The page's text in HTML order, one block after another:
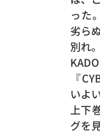
った
劣ら
別れ
『
いよ
上下
グを